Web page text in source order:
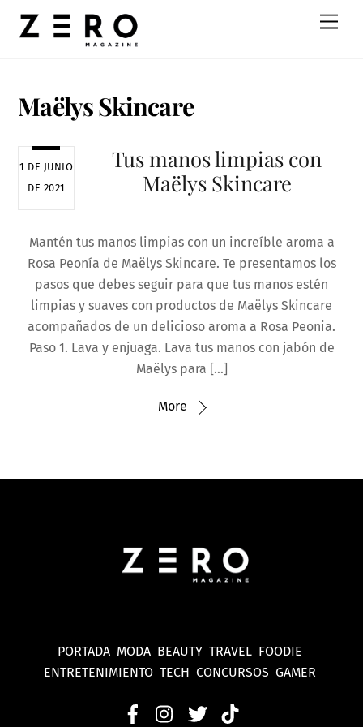
Maëlys Skincare
1 DE JUNIO
DE 2021
Tus manos limpias con
Maëlys Skincare
Mantén tus manos limpias con un increíble aroma a
Rosa Peonía de Maëlys Skincare. Te presentamos los
pasos que debes seguir para que tus manos estén
limpias y suaves con productos de Maëlys Skincare
acompañados de un delicioso aroma a Rosa Peonia.
Paso 1. Lava y enjuaga. Lava tus manos con jabón de
Maëlys para […]
More
PORTADA MODA BEAUTY TRAVEL FOODIE
ENTRETENIMIENTO TECH CONCURSOS GAMER